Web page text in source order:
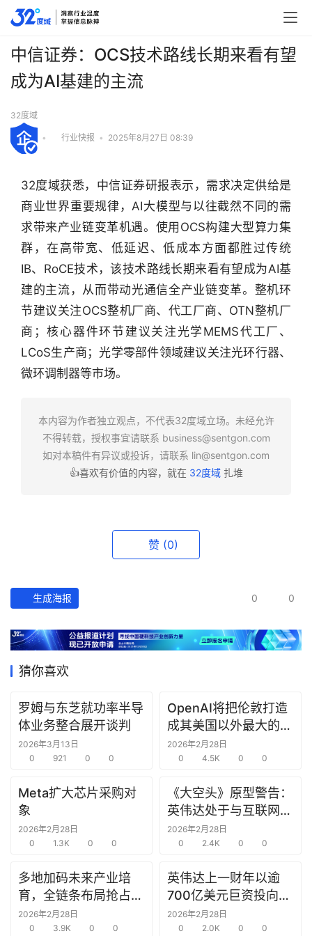
行
业
快
报
产
经
据
研
报
告
之
窗
机
链
合
圈
中信证券：OCS技术路线长期来看有望
成为AI基建的主流
32度域
• 行业快报 • 2025年8月27日 08:39
32度域获悉，中信证券研报表示，需求决定供给是
商业世界重要规律，AI大模型与以往截然不同的需
求带来产业链变革机遇。使用OCS构建大型算力集
群，在高带宽、低延迟、低成本方面都胜过传统
IB、RoCE技术，该技术路线长期来看有望成为AI基
建的主流，从而带动光通信全产业链变革。整机环
节建议关注OCS整机厂商、代工厂商、OTN整机厂
商；核心器件环节建议关注光学MEMS代工厂、
LCoS生产商；光学零部件领域建议关注光环行器、
微环调制器等市场。
本内容为作者独立观点，不代表32度域立场。未经允许
不得转载，授权事宜请联系 business@sentgon.com
如对本稿件有异议或投诉，请联系 lin@sentgon.com
👍喜欢有价值的内容，就在 32度域扎堆
赞 (0)
生成海报 0 0
猜你喜欢
罗姆与东芝就功率半导
体业务整合展开谈判
2026年3月13日
0
921 0 0
OpenAI将把伦敦打造
成其美国以外最大的研
究中心
2026年2月28日
0
4.5K 0 0
Meta扩大芯片采购对
象
2026年2月28日
0
1.3K 0 0
《大空头》原型警告：
英伟达处于与互联网泡
沫时期思科同样的“危
险境地”
2026年2月28日
0
2.4K 0 0
多地加码未来产业培
育，全链条布局抢占新
赛道先机
2026年2月28日
0
3.9K 0 0
英伟达上一财年以逾
700亿美元巨资投向合
作方，竭力巩固AI芯片
需求
2026年2月28日
0
2.0K 0 0